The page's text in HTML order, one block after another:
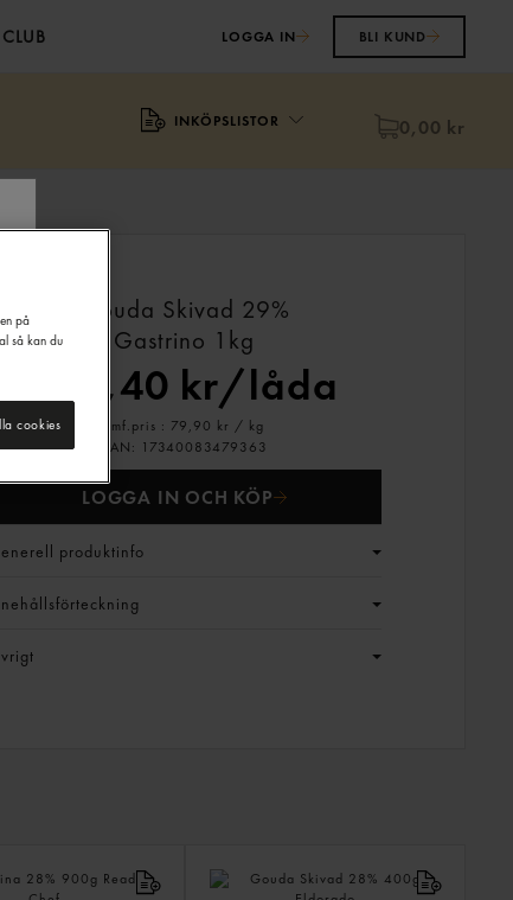
LOGGA IN BLI KUND
INKÖPSLISTOR 0,00 kr
Gouda Skivad 29%
Gastrino 1kg
479,40 kr/låda
Jmf.pris : 79,90 kr / kg
EAN: 17340083479363
LOGGA IN OCH KÖP
produktinfo
på
så kan du
cookies